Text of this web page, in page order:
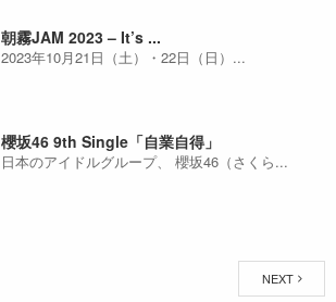
朝霧JAM 2023 – It’s ...
2023年10月21日（土）・22日（日）...
櫻坂46 9th Single「自業自得」
日本のアイドルグループ、 櫻坂46（さくら...
NEXT